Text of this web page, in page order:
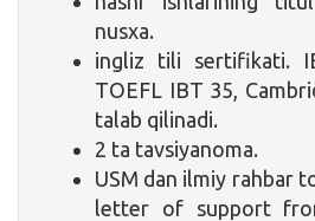
nusxa.
ingliz tili sertifikati.
TOEFL IBT 35,
talab qilinadi.
2 ta tavsiyanoma.
USM dan ilmiy rahbar
letter of support